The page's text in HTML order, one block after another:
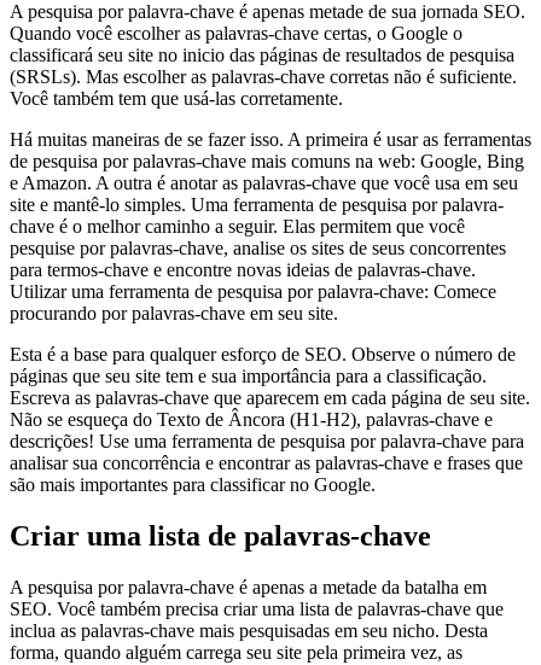
A pesquisa por palavra-chave é apenas metade de sua jornada SEO.
Quando você escolher as palavras-chave certas, o Google o
classificará seu site no inicio das páginas de resultados de pesquisa
(SRSLs). Mas escolher as palavras-chave corretas não é suficiente.
Você também tem que usá-las corretamente.
Há muitas maneiras de se fazer isso. A primeira é usar as ferramentas
de pesquisa por palavras-chave mais comuns na web: Google, Bing
e Amazon. A outra é anotar as palavras-chave que você usa em seu
site e mantê-lo simples. Uma ferramenta de pesquisa por palavra-
chave é o melhor caminho a seguir. Elas permitem que você
pesquise por palavras-chave, analise os sites de seus concorrentes
para termos-chave e encontre novas ideias de palavras-chave.
Utilizar uma ferramenta de pesquisa por palavra-chave: Comece
procurando por palavras-chave em seu site.
Esta é a base para qualquer esforço de SEO. Observe o número de
páginas que seu site tem e sua importância para a classificação.
Escreva as palavras-chave que aparecem em cada página de seu site.
Não se esqueça do Texto de Âncora (H1-H2), palavras-chave e
descrições! Use uma ferramenta de pesquisa por palavra-chave para
analisar sua concorrência e encontrar as palavras-chave e frases que
são mais importantes para classificar no Google.
Criar uma lista de palavras-chave
A pesquisa por palavra-chave é apenas a metade da batalha em
SEO. Você também precisa criar uma lista de palavras-chave que
inclua as palavras-chave mais pesquisadas em seu nicho. Desta
forma, quando alguém carrega seu site pela primeira vez, as